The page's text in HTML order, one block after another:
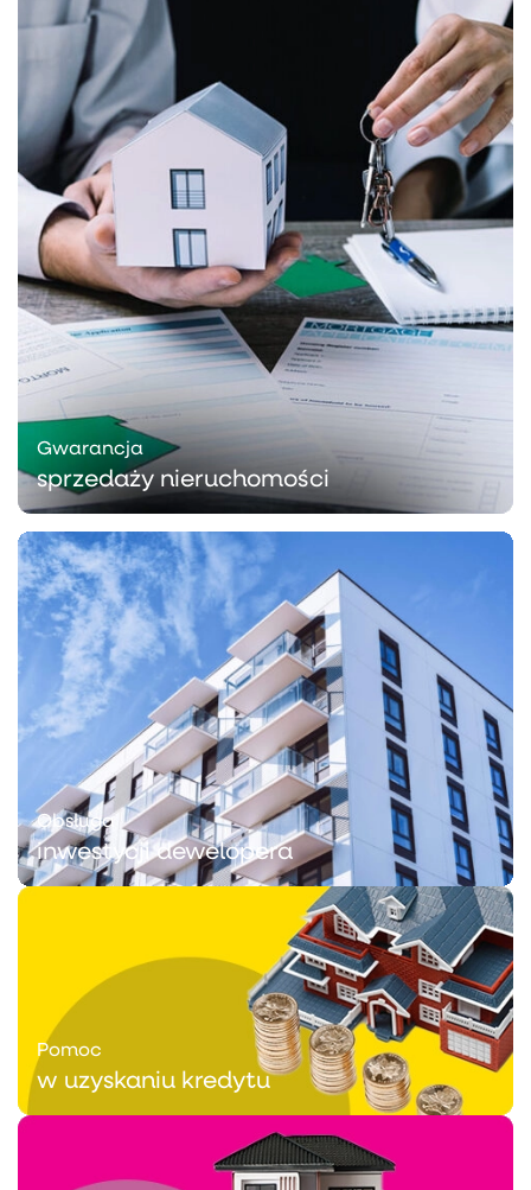
Gwarancja
sprzedaży nieruchomości
Obsługa
inwestycji dewelopera
Pomoc
w uzyskaniu kredytu